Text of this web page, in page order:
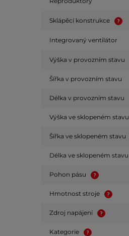
Sklápěcí konstrukce
Integrovaný ventilátor
Výška v provozním stavu
Šířka v provozním stavu
Délka v provozním stavu
Výška ve sklopeném stavu
Šířka ve sklopeném stavu
Délka ve sklopeném stavu
Pohon pásu
Hmotnost stroje
Zdroj napájení
Kategorie